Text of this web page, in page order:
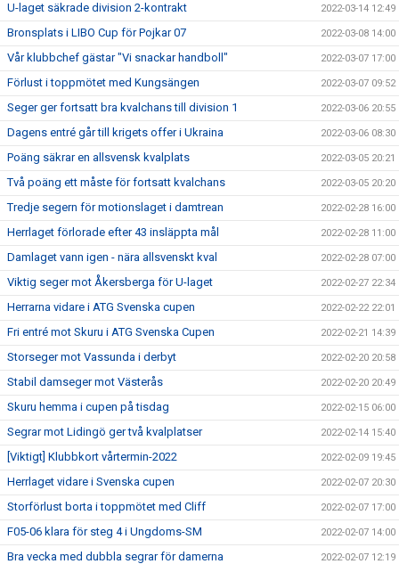
U-laget säkrade division 2-kontrakt 2022-03-14 12:49
Bronsplats i LIBO Cup för Pojkar 07 2022-03-08 14:00
Vår klubbchef gästar "Vi snackar handboll" 2022-03-07 17:00
Förlust i toppmötet med Kungsängen 2022-03-07 09:52
Seger ger fortsatt bra kvalchans till division 1 2022-03-06 20:55
Dagens entré går till krigets offer i Ukraina 2022-03-06 08:30
Poäng säkrar en allsvensk kvalplats 2022-03-05 20:21
Två poäng ett måste för fortsatt kvalchans 2022-03-05 20:20
Tredje segern för motionslaget i damtrean 2022-02-28 16:00
Herrlaget förlorade efter 43 insläppta mål 2022-02-28 11:00
Damlaget vann igen - nära allsvenskt kval 2022-02-28 07:00
Viktig seger mot Åkersberga för U-laget 2022-02-27 22:34
Herrarna vidare i ATG Svenska cupen 2022-02-22 22:01
Fri entré mot Skuru i ATG Svenska Cupen 2022-02-21 14:39
Storseger mot Vassunda i derbyt 2022-02-20 20:58
Stabil damseger mot Västerås 2022-02-20 20:49
Skuru hemma i cupen på tisdag 2022-02-15 06:00
Segrar mot Lidingö ger två kvalplatser 2022-02-14 15:40
[Viktigt] Klubbkort vårtermin-2022 2022-02-09 19:45
Herrlaget vidare i Svenska cupen 2022-02-07 20:30
Storförlust borta i toppmötet med Cliff 2022-02-07 17:00
F05-06 klara för steg 4 i Ungdoms-SM 2022-02-07 14:00
Bra vecka med dubbla segrar för damerna 2022-02-07 12:19